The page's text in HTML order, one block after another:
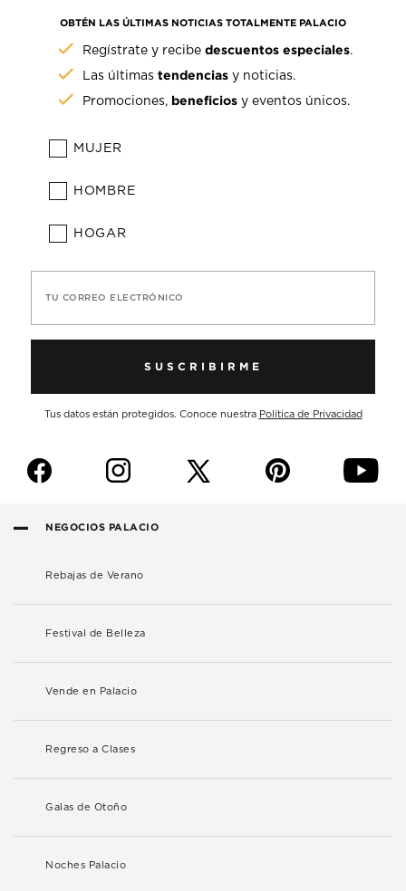
OBTÉN LAS ÚLTIMAS NOTICIAS TOTALMENTE PALACIO
Regístrate y recibedescuentos especiales.
Las últimastendencias y noticias.
Promociones, beneficios y eventos únicos.
MUJER
HOMBRE
HOGAR
TU CORREO ELECTRÓNICO
SUSCRIBIRME
Tus datos están protegidos. Conoce nuestra Política de Privacidad
f i p y
NEGOCIOS PALACIO
Rebajas de Verano
Festival de Belleza
Vende en Palacio
Regreso a Clases
Galas de Otoño
Noches Palacio